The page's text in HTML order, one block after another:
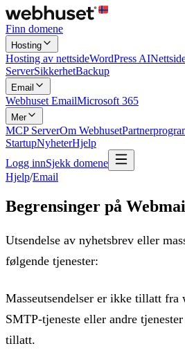
Finn domene
Hosting
Hosting av nettsideWordPress AI
ServerSikkerhetBackup
Email
Webhuset EmailMicrosoft 365
Mer
MCP ServerOm Webhuset
StartupNyheterHjelp
Logg innSjekk domene
Hjelp/Email
Begrensinger på
Utsendelse av nyhetsbrev eller
følgende tjenester:
Masseutsendelser er ikke tillatt fra
SMTP-tjeneste eller andre
tillatt.